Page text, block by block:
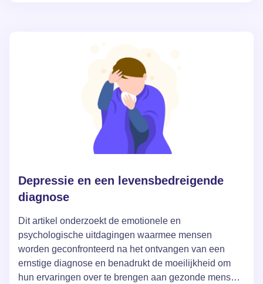
Depressie en een levensbedreigende
diagnose
Dit artikel onderzoekt de emotionele en
psychologische uitdagingen waarmee mensen
worden geconfronteerd na het ontvangen van een
ernstige diagnose en benadrukt de moeilijkheid om
hun ervaringen over te brengen aan gezonde mensen.